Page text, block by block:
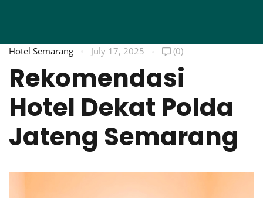
Hotel Semarang July 17, 2025 (0)
Rekomendasi
Hotel Dekat Polda
Jateng Semarang